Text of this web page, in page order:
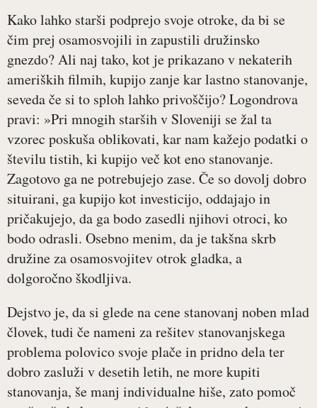
Kako lahko starši podprejo svoje otroke, da bi se
čim prej osamosvojili in zapustili družinsko
gnezdo? Ali naj tako, kot je prikazano v nekaterih
ameriških filmih, kupijo zanje kar lastno stanovanje,
seveda če si to sploh lahko privoščijo? Logondrova
pravi: »Pri mnogih starših v Sloveniji se žal ta
vzorec poskuša oblikovati, kar nam kažejo podatki o
številu tistih, ki kupijo več kot eno stanovanje.
Zagotovo ga ne potrebujejo zase. Če so dovolj dobro
situirani, ga kupijo kot investicijo, oddajajo in
pričakujejo, da ga bodo zasedli njihovi otroci, ko
bodo odrasli. Osebno menim, da je takšna skrb
družine za osamosvojitev otrok gladka, a
dolgoročno škodljiva.
Dejstvo je, da si glede na cene stanovanj noben mlad
človek, tudi če nameni za rešitev stanovanjskega
problema polovico svoje plače in pridno dela ter
dobro zasluži v desetih letih, ne more kupiti
stanovanja, še manj individualne hiše, zato pomoč